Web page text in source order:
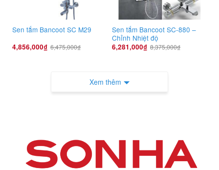
Sen tắm Bancoot SC M29
4,856,000₫ 6,475,000₫
Sen tắm Bancoot SC-880 –
Chỉnh Nhiệt độ
6,281,000₫ 8,375,000₫
Xem thêm